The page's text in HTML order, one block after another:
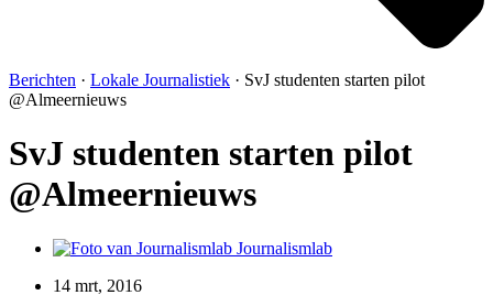
Berichten · Lokale Journalistiek · SvJ studenten starten pilot
@Almeernieuws
SvJ studenten starten pilot
@Almeernieuws
Journalismlab
14 mrt, 2016